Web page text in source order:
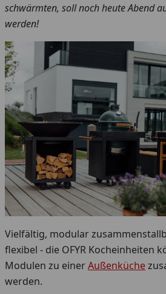
schwärmten, soll noch heute Abend
werden!
Vielfältig, modular
flexibel - die OFYR Kocheinheiten
Modulen zu einerAußenküche
werden.